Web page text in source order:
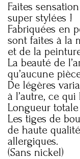
Faites
super stylées !
Fabriquées en
sont faites à la
et de la
La beauté de
qu’aucune
De légères
à l’autre, ce
Longueur
Les tiges de
de haute
allergiques.
(Sans nickel)